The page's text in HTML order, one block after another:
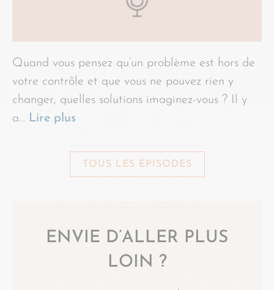
Quand vous pensez qu’un problème est hors de
votre contrôle et que vous ne pouvez rien y
changer, quelles solutions imaginez-vous ? Il y
a… Lire plus
TOUS LES ÉPISODES
ENVIE D’ALLER PLUS
LOIN ?